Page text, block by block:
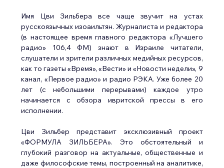
Имя Цви Зильбера все чаще звучит на устах
русскоязычных изоаильтян. Журналиста и редактора
(в настоящее время главного редактора «Лучшего
радио» 106,4 ФМ) знают в Израиле читатели,
слушатели и зрители различных медийных ресурсов,
как то газеты «Время», «Вести» и «Новости недели», 9
канал, «Первое радио» и радио РЭКА. Уже более 20
лет (с небольшими перерывами) каждое утро
начинается с обзора ивритской прессы в его
исполнении.
Цви Зильбер представит эксклюзивный проект
«ФОРМУЛА ЗИЛЬБЕРА». Это обстоятельный и
глубокий разговор на актуальные, общественные и
даже философские темы, построенный на аналитике,